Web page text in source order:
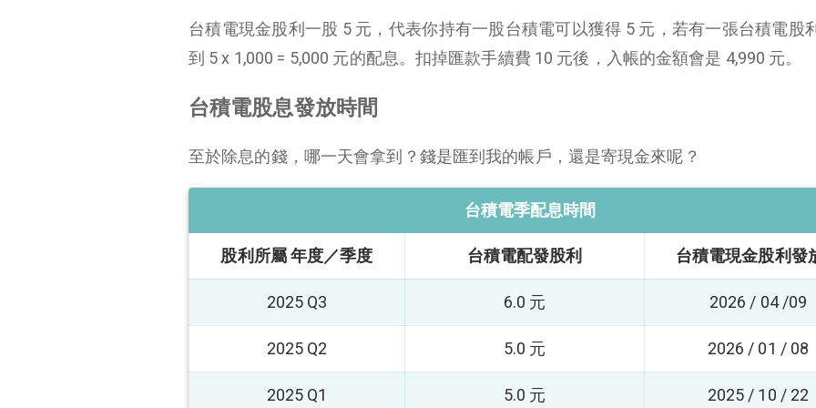
台積電現金股利一股 5 元，代表你持有一股台積電可以獲得 5 元，若有一張台積電股
到 5 x 1,000 = 5,000 元的配息。扣掉匯款手續費 10 元後，入帳的金額會是 4,990 元。
台積電股息發放時間
至於除息的錢，哪一天會拿到？錢是匯到我的帳戶，還是寄現金來呢？
台積電季配息時間
股利所屬 年度／季度 台積電配發股利 台積電現金股利發
2025 Q3 6.0 元 2026 / 04 /09
2025 Q2 5.0 元 2026 / 01 / 08
2025 Q1 5.0 元 2025 / 10 / 22